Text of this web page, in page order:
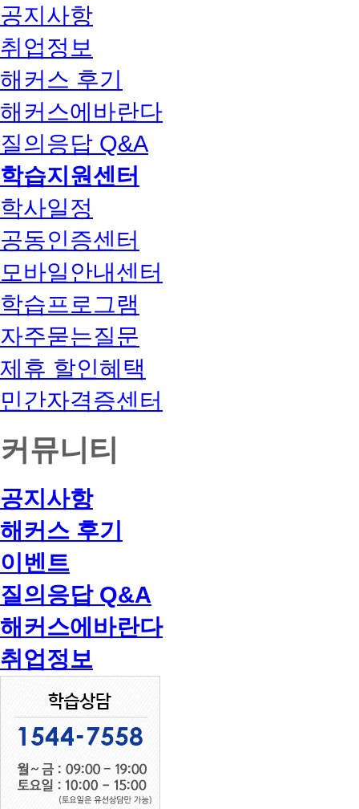
공지사항
취업정보
해커스 후기
해커스에바란다
질의응답 Q&A
학습지원센터
학사일정
공동인증센터
모바일안내센터
학습프로그램
자주묻는질문
제휴 할인혜택
민간자격증센터
커뮤니티
공지사항
해커스 후기
이벤트
질의응답 Q&A
해커스에바란다
취업정보